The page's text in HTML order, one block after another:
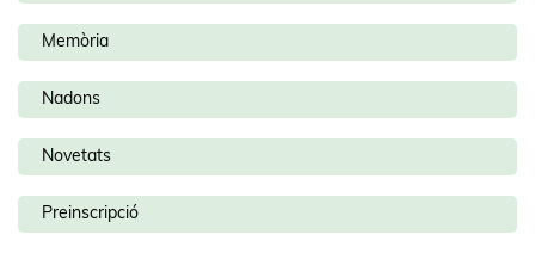
Memòria
Nadons
Novetats
Preinscripció